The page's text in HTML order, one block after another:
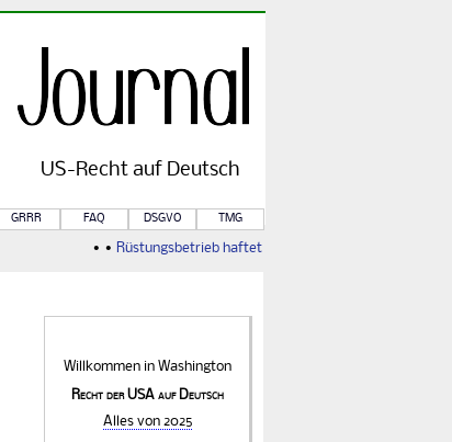
US-Rechtauf Deutsch
GRRR FAQ DSGVO TMG
• • Rüstungsbetrieb haftet für Kriegsfolgen
Willkommen in Washington
Recht der USA auf Deutsch
Alles von 2025